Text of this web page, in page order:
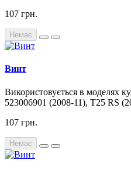
107 грн.
Немає
Винт
Використовується в моделях
523006901 (2008-11), T25 RS
107 грн.
Немає